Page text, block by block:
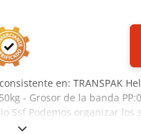
en: TRANSPAK
- Grosor de la banda
Ssf Podemos organizar
barco o avión) incluido el